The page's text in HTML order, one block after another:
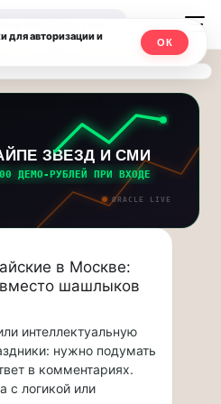
ЗВЕЗД И СМИ
ДЕМО-РУБЛЕЙ ПРИ ВХОДЕ
ORACLE LIVE
в Москве:
шашлыков
интеллектуальную
нужно подумать
в комментариях.
с логикой или
для авторизации и
ОК